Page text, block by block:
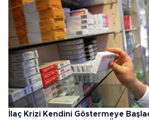
İlaç Krizi Kendini Göstermeye